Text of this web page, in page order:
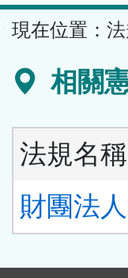
容
區
現在位置：
相關
法規名稱
財團法